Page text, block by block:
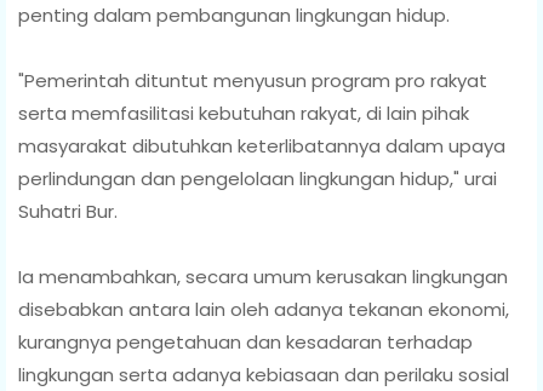
penting dalam pembangunan lingkungan hidup.
"Pemerintah dituntut menyusun program pro rakyat
serta memfasilitasi kebutuhan rakyat, di lain pihak
masyarakat dibutuhkan keterlibatannya dalam upaya
perlindungan dan pengelolaan lingkungan hidup," urai
Suhatri Bur.
Ia menambahkan, secara umum kerusakan lingkungan
disebabkan antara lain oleh adanya tekanan ekonomi,
kurangnya pengetahuan dan kesadaran terhadap
lingkungan serta adanya kebiasaan dan perilaku sosial